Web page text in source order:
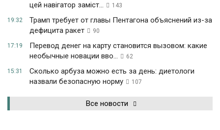
цей навігатор заміст...
143
19:32
Трамп требует от главы Пентагона объяснений из-за
дефицита ракет
90
17:19
Перевод денег на карту становится вызовом: какие
необычные новации вво...
62
15:31
Сколько арбуза можно есть за день: диетологи
назвали безопасную норму
107
Все новости